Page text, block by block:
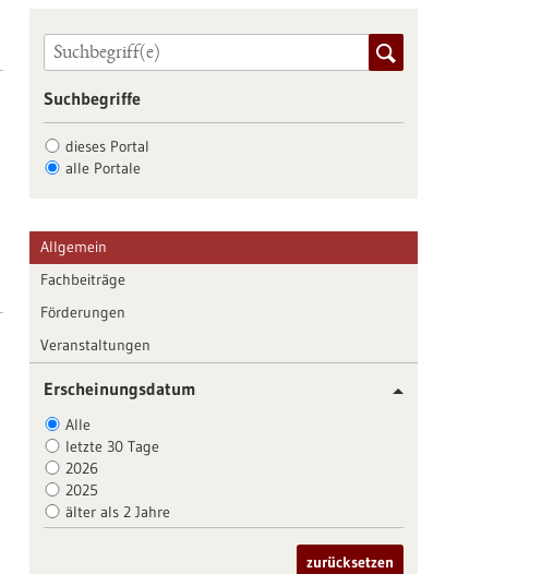
Suchbegriffe
dieses Portal
alle Portale
Allgemein
Fachbeiträge
Förderungen
Veranstaltungen
Erscheinungsdatum
Alle
letzte 30 Tage
2026
2025
älter als 2 Jahre
zurücksetzen